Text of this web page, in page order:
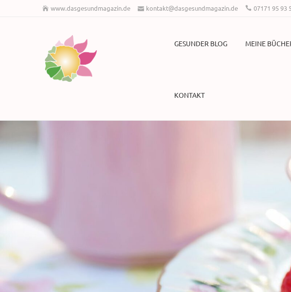
www.dasgesundmagazin.de kontakt@dasgesundmagazin.de 07171 95 93
GESUNDER BLOG MEINE
KONTAKT